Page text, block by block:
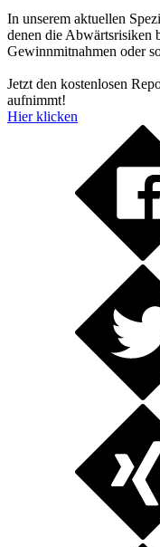
In unserem aktuellen
denen die Abwärtsrisiken
Gewinnmitnahmen oder
Jetzt den kostenlosen
aufnimmt!
Hier klicken